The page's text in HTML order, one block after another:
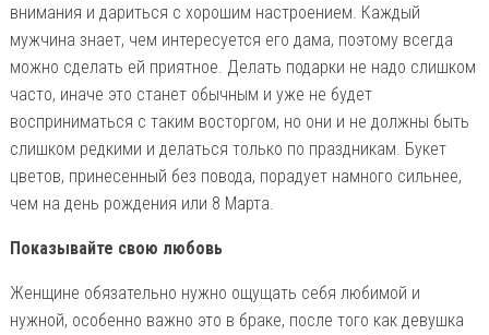
внимания и дариться с хорошим настроением. Каждый
мужчина знает, чем интересуется его дама, поэтому всегда
можно сделать ей приятное. Делать подарки не надо слишком
часто, иначе это станет обычным и уже не будет
восприниматься с таким восторгом, но они и не должны быть
слишком редкими и делаться только по праздникам. Букет
цветов, принесенный без повода, порадует намного сильнее,
чем на день рождения или 8 Марта.
Показывайте свою любовь
Женщине обязательно нужно ощущать себя любимой и
нужной, особенно важно это в браке, после того как девушка